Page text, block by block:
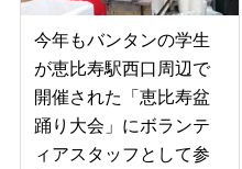
今年もバンタンの学生
が恵比寿駅西口周辺で
開催された「恵比寿盆
踊り大会」にボランテ
ィアスタッフとして参